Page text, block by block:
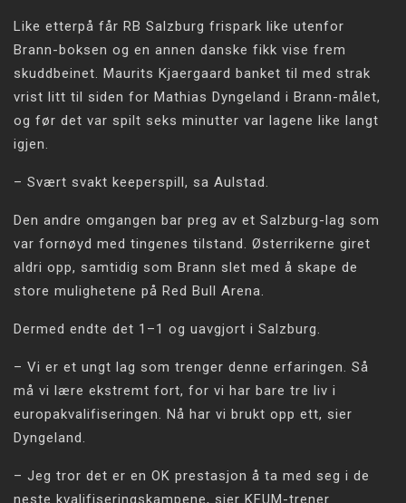
Like etterpå får RB Salzburg frispark like utenfor
Brann-boksen og en annen danske fikk vise frem
skuddbeinet. Maurits Kjaergaard banket til med strak
vrist litt til siden for Mathias Dyngeland i Brann-målet,
og før det var spilt seks minutter var lagene like langt
igjen.
– Svært svakt keeperspill, sa Aulstad.
Den andre omgangen bar preg av et Salzburg-lag som
var fornøyd med tingenes tilstand. Østerrikerne giret
aldri opp, samtidig som Brann slet med å skape de
store mulighetene på Red Bull Arena.
Dermed endte det 1–1 og uavgjort i Salzburg.
– Vi er et ungt lag som trenger denne erfaringen. Så
må vi lære ekstremt fort, for vi har bare tre liv i
europakvalifiseringen. Nå har vi brukt opp ett, sier
Dyngeland.
– Jeg tror det er en OK prestasjon å ta med seg i de
neste kvalifiseringskampene, sier KFUM-trener